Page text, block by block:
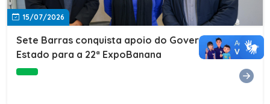
15/07/2026
Sete Barras conquista apoio do Governo do
Estado para a 22ª ExpoBanana